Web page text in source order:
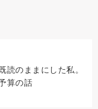
読のままにした私。
算の話